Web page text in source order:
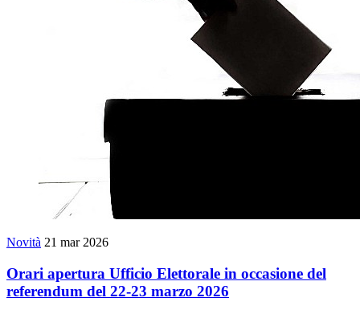
Novità 21 mar 2026
Orari apertura Ufficio Elettorale in occasione del
referendum del 22-23 marzo 2026